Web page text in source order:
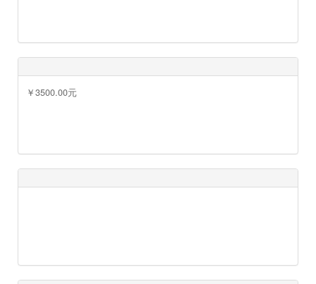
￥面议
￥3500.00元
￥23000.00元